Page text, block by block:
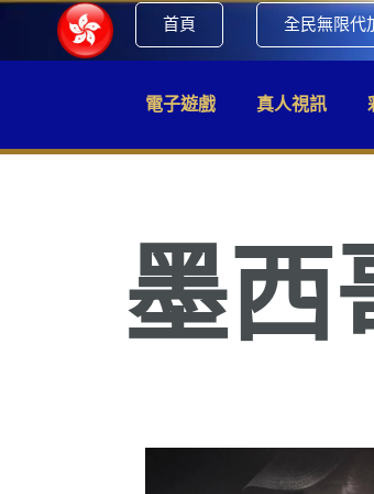
首頁 全民無限代
電子遊戲 真人視訊
墨西